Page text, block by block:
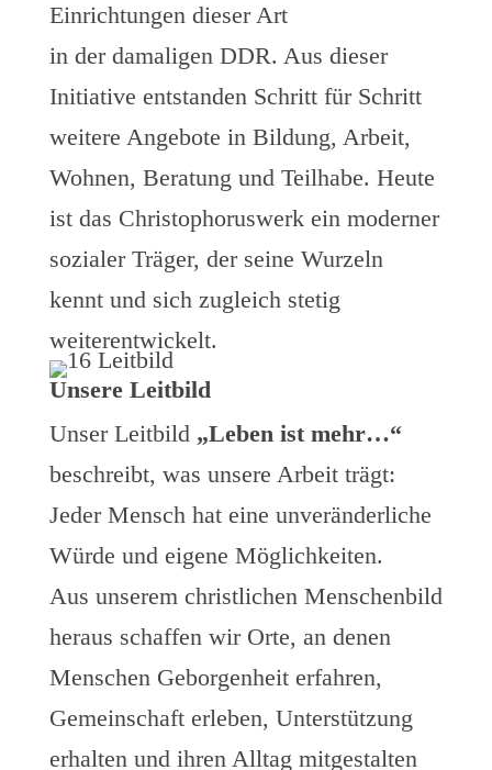
Einrichtungen dieser Art
in der damaligen DDR. Aus dieser
Initiative entstanden Schritt für Schritt
weitere Angebote in Bildung, Arbeit,
Wohnen, Beratung und Teilhabe. Heute
ist das Christophoruswerk ein moderner
sozialer Träger, der seine Wurzeln
kennt und sich zugleich stetig
weiterentwickelt.
Unsere Leitbild
Unser Leitbild „Leben ist mehr…“
beschreibt, was unsere Arbeit trägt:
Jeder Mensch hat eine unveränderliche
Würde und eigene Möglichkeiten.
Aus unserem christlichen Menschenbild
heraus schaffen wir Orte, an denen
Menschen Geborgenheit erfahren,
Gemeinschaft erleben, Unterstützung
erhalten und ihren Alltag mitgestalten